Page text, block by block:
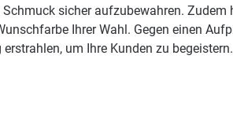
sicher aufzubewahren. Zudem
Ihrer Wahl. Gegen einen
um Ihre Kunden zu begeistern.